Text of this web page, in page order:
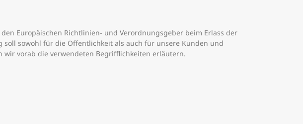
Europäischen Richtlinien- und Verordnungsgeber beim Erlass der
soll sowohl für die Öffentlichkeit als auch für unsere Kunden und
vorab die verwendeten Begrifflichkeiten erläutern.